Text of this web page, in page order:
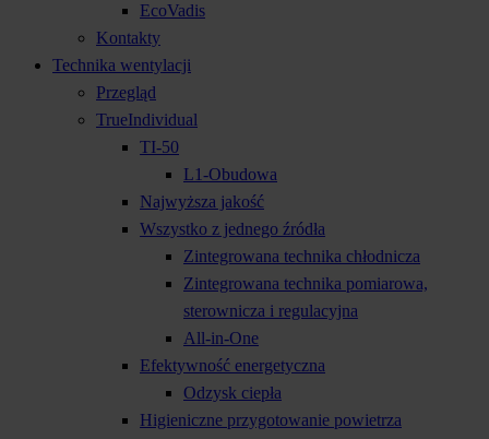
EcoVadis
Kontakty
Technika wentylacji
Przegląd
TrueIndividual
TI-50
L1-Obudowa
Najwyższa jakość
Wszystko z jednego źródła
Zintegrowana technika chłodnicza
Zintegrowana technika pomiarowa,
sterownicza i regulacyjna
All-in-One
Efektywność energetyczna
Odzysk ciepła
Higieniczne przygotowanie powietrza